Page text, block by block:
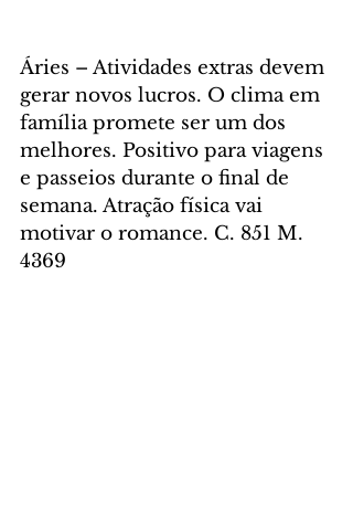
Áries – Atividades extras devem
gerar novos lucros. O clima em
família promete ser um dos
melhores. Positivo para viagens
e passeios durante o final de
semana. Atração física vai
motivar o romance. C. 851 M.
4369